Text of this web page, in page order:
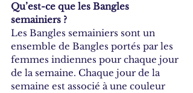
Qu’est-ce que les Bangles
semainiers ?
Les Bangles semainiers sont un
ensemble de Bangles portés par les
femmes indiennes pour chaque jour
de la semaine. Chaque jour de la
semaine est associé à une couleur